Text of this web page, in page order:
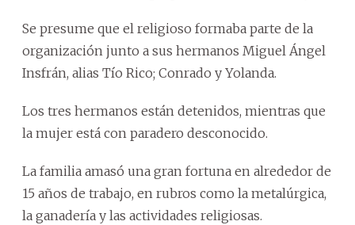
Se presume que el religioso formaba parte de la
organización junto a sus hermanos Miguel Ángel
Insfrán, alias Tío Rico; Conrado y Yolanda.
Los tres hermanos están detenidos, mientras que
la mujer está con paradero desconocido.
La familia amasó una gran fortuna en alrededor de
15 años de trabajo, en rubros como la metalúrgica,
la ganadería y las actividades religiosas.